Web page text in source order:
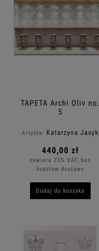
TAPETA Archi Oliv no.
5
Artysta: Katarzyna Jasyk
440,00 zł
zawiera 23% VAT, bez
kosztów dostawy
Dodaj do koszyka